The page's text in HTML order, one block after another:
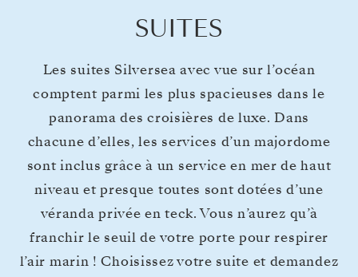
SUITES
Les suites Silversea avec vue sur l’océan
comptent parmi les plus spacieuses dans le
panorama des croisières de luxe. Dans
chacune d’elles, les services d’un majordome
sont inclus grâce à un service en mer de haut
niveau et presque toutes sont dotées d’une
véranda privée en teck. Vous n’aurez qu’à
franchir le seuil de votre porte pour respirer
l’air marin ! Choisissez votre suite et demandez